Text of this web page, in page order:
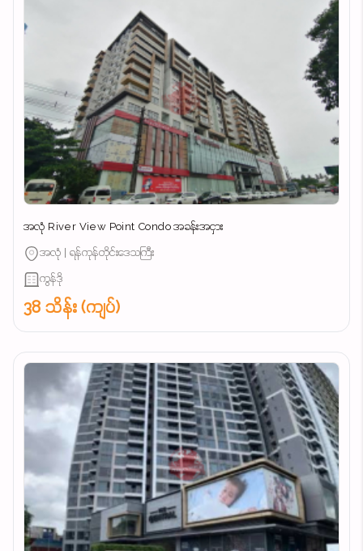
အလုံ River View Point Condo အခန်းအငှား
အလုံ | ရန်ကုန်တိုင်းဒေသကြီး
ကွန်ဒို
38 သိန်း (ကျပ်)